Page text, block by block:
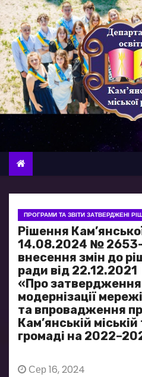
П
е
р
е
й
т
и
д
ПРОГРАМИ ТА ЗВІТИ ЗАТВЕРДЖЕНІ
Рішення
14.08.2024 №
внесення змін до
ради від
«Про
модернізації
та впровадження
Кам’янській
громаді на
Сер 16, 2024